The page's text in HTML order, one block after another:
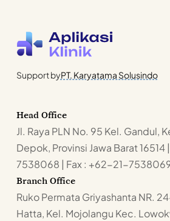
Support byPT. Karyatama Solusindo
Head Office
Jl. Raya PLN No. 95 Kel. Gandul,
Depok, Provinsi Jawa Barat
7538068 | Fax : +62-21-
Branch Office
Ruko Permata Griyashanta NR.
Hatta, Kel. Mojolangu Kec.